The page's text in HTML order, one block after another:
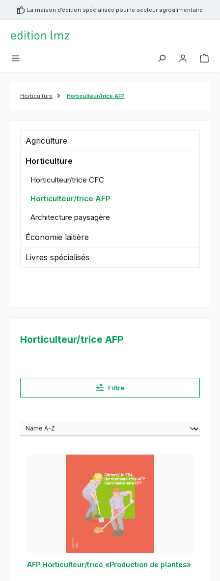
principal
La maison d’édition spécialisée pour le secteur agroalimentaire
Horticulture Horticulteur/trice AFP
Agriculture
Horticulture
Horticulteur/trice CFC
Horticulteur/trice AFP
Architecture paysagère
Économie laitière
Livres spécialisés
Horticulteur/trice AFP
Filtre
AFP Horticulteur/trice «Production de plantes»